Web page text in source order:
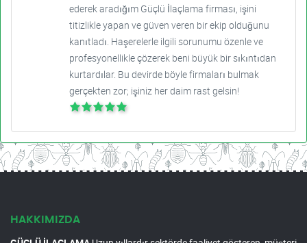
ederek aradığım Güçlü İlaçlama firması, işini
titizlikle yapan ve güven veren bir ekip olduğunu
kanıtladı. Haşerelerle ilgili sorunumu özenle ve
profesyonellikle çözerek beni büyük bir sıkıntıdan
kurtardılar. Bu devirde böyle firmaları bulmak
gerçekten zor; işiniz her daim rast gelsin!
HAKKIMIZDA